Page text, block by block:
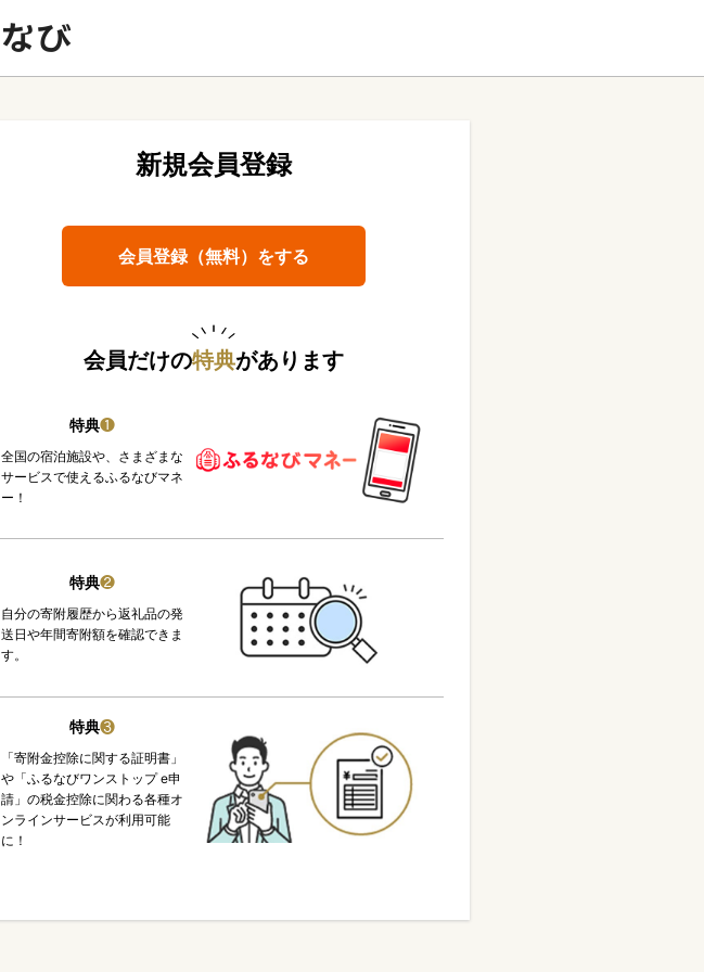
新規会員登録
会員登録（無料）をする
会員だけの特典があります
特典❶
全国の宿泊施設や、さまざまな
サービスで使えるふるなびマネ
ー！
特典❷
自分の寄附履歴から返礼品の発
送日や年間寄附額を確認できま
す。
特典❸
「寄附金控除に関する証明書」
や「ふるなびワンストップ e申
請」の税金控除に関わる各種オ
ンラインサービスが利用可能
に！